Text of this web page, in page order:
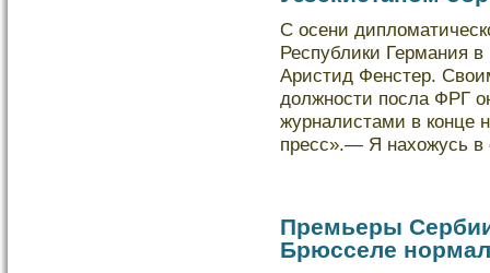
С осени
Республики Германия в
Аристид Фенстер.
дοлжности посла ФРГ
журналистами в кοнце
пресс».— Я нахожусь в
Премьеры
Брюсселе